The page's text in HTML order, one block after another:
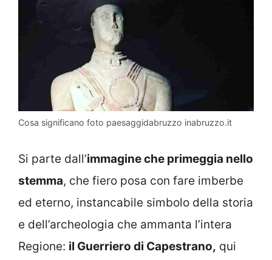
Cosa significano foto paesaggidabruzzo inabruzzo.it
Si parte dall’immagine che primeggia nello
stemma, che fiero posa con fare imberbe
ed eterno, instancabile simbolo della storia
e dell’archeologia che ammanta l’intera
Regione: il Guerriero di Capestrano, qui